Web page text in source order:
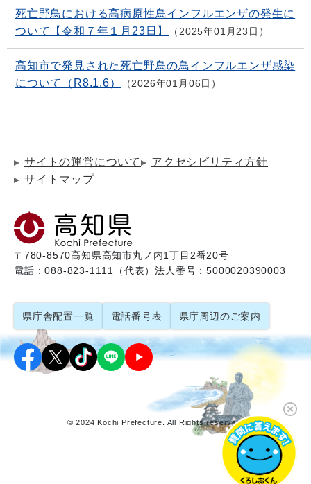
死亡野鳥における高病原性鳥インフルエンザの発生に
ついて【令和７年１月23日】
2025年01月23日
高知市で発見された死亡野鳥の鳥インフルエンザ感染
について（R8.1.6）
2026年01月06日
サイトの運営について
アクセシビリティ方針
サイトマップ
〒780-8570高知県高知市丸ノ内1丁目2番20号
電話：088-823-1111（代表）法人番号：5000020390003
県庁舎配置一覧 電話番号表 県庁周辺のご案内
© 2024 Kochi Prefecture. All Rights reserved.